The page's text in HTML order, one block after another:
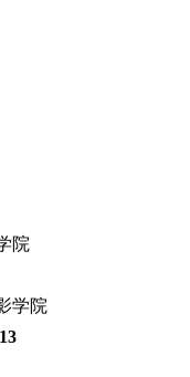
院
学院